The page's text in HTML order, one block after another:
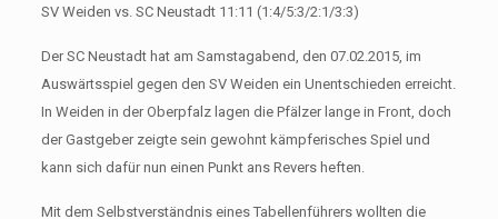
SV Weiden vs. SC Neustadt 11:11 (1:4/5:3/2:1/3:3)
Der SC Neustadt hat am Samstagabend, den 07.02.2015, im
Auswärtsspiel gegen den SV Weiden ein Unentschieden erreicht.
In Weiden in der Oberpfalz lagen die Pfälzer lange in Front, doch
der Gastgeber zeigte sein gewohnt kämpferisches Spiel und
kann sich dafür nun einen Punkt ans Revers heften.
Mit dem Selbstverständnis eines Tabellenführers wollten die